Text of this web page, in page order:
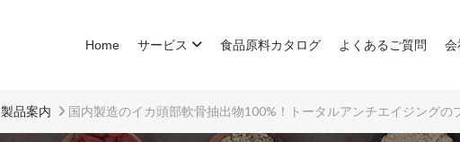
Home サービス 食品原料カタログ よくあるご質問 会
製品案内 国内製造のイカ頭部軟骨抽出物100%！トータルアンチエイジングの